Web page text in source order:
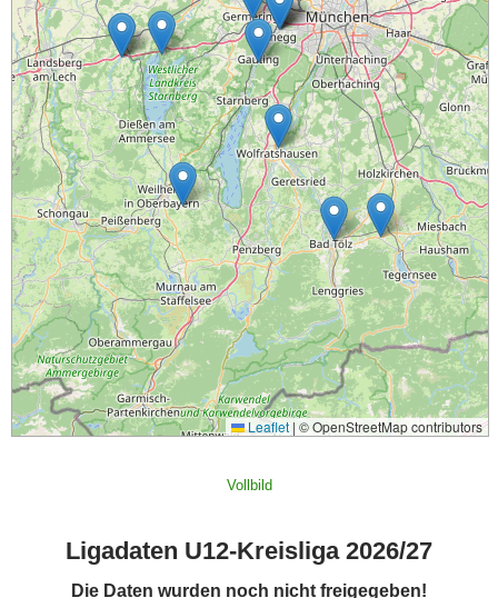
Vollbild
Ligadaten U12-Kreisliga 2026/27
Die Daten wurden noch nicht freigegeben!